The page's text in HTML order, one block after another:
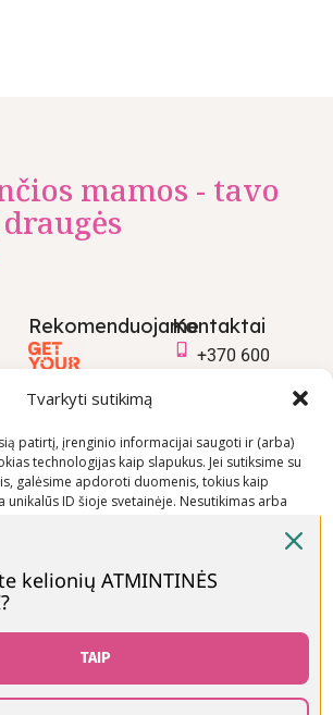
Tvarkyti sutikimą
patirtį, įrenginio informacijai saugoti ir (arba)
technologijas kaip slapukus. Jei sutiksime su
galėsime apdoroti duomenis, tokius kaip
unikalūs ID šioje svetainėje. Nesutikimas arba
Neigti
Peržiūrėti nuostatas
mamos - tavo
RekomenduojameKontaktai
+370 600
© Keliaujančios Mamos 2026
kelionių ATMINTINĖS
TAIP